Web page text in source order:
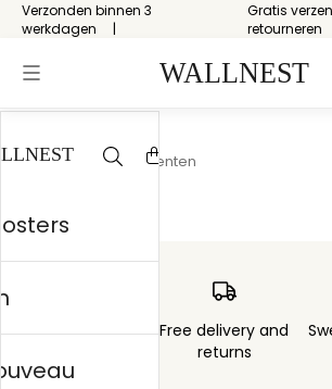
Verzonden binnen 3
werkdagen
Gratis
retourneren
Start / Metallic Accenten
Order sent within Free delivery and
returns